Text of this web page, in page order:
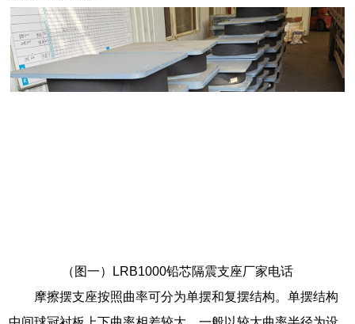
（图一）LRB1000铅芯隔震支座厂家电话
摩擦摆支座按照曲率可分为单摆和复摆结构。单摆结构